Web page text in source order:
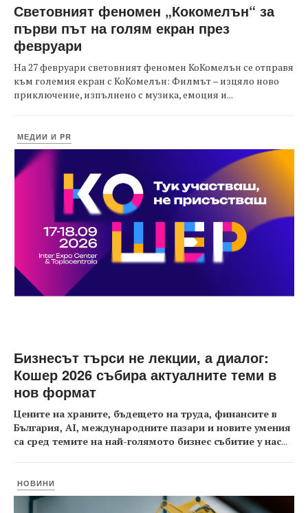
Световният феномен „Кокомелън“ за
първи път на голям екран през
февруари
На 27 февруари световният феномен КоКомелън се отправя
към големия екран с КоКомелън: Филмът – изцяло ново
приключение, изпълнено с музика, емоция и...
МЕДИИ И PR
Бизнесът търси не лекции, а диалог:
Кошер 2026 събира актуалните теми в
нов формат
Цените на храните, бъдещето на труда, финансите в
България, AI, международните пазари и новите умения
са сред темите на най-голямото бизнес събитие у нас...
НОВИНИ